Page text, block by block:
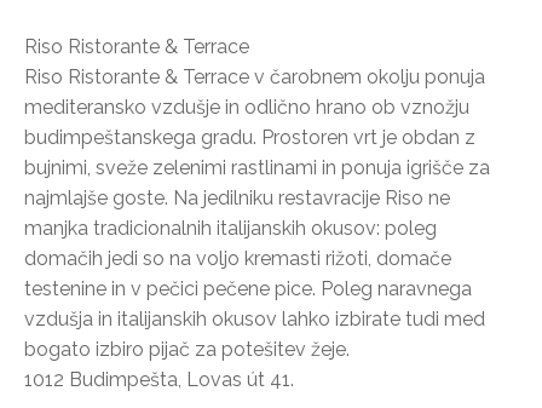
Riso Ristorante & Terrace
Riso Ristorante & Terrace v čarobnem okolju ponuja
mediteransko vzdušje in odlično hrano ob vznožju
budimpeštanskega gradu. Prostoren vrt je obdan z
bujnimi, sveže zelenimi rastlinami in ponuja igrišče za
najmlajše goste. Na jedilniku restavracije Riso ne
manjka tradicionalnih italijanskih okusov: poleg
domačih jedi so na voljo kremasti rižoti, domače
testenine in v pečici pečene pice. Poleg naravnega
vzdušja in italijanskih okusov lahko izbirate tudi med
bogato izbiro pijač za potešitev žeje.
1012 Budimpešta, Lovas út 41.